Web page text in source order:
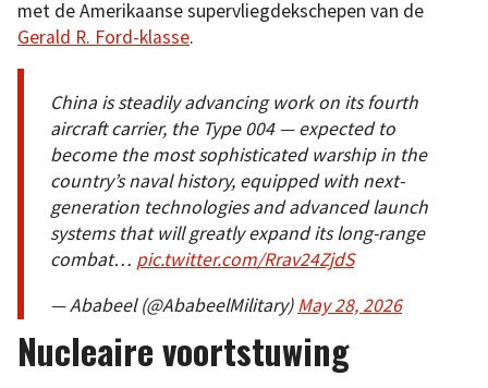
met de Amerikaanse supervliegdekschepen van de
Gerald R. Ford-klasse.
China is steadily advancing work on its fourth
aircraft carrier, the Type 004 — expected to
become the most sophisticated warship in the
country’s naval history, equipped with next-
generation technologies and advanced launch
systems that will greatly expand its long-range
combat… pic.twitter.com/Rrav24ZjdS
— Ababeel (@AbabeelMilitary)May 28, 2026
Nucleaire voortstuwing